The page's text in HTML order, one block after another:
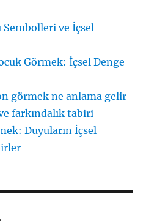
Sembolleri ve İçsel
Görmek: İçsel Denge
görmek ne anlama gelir
farkındalık tabiri
Duyuların İçsel